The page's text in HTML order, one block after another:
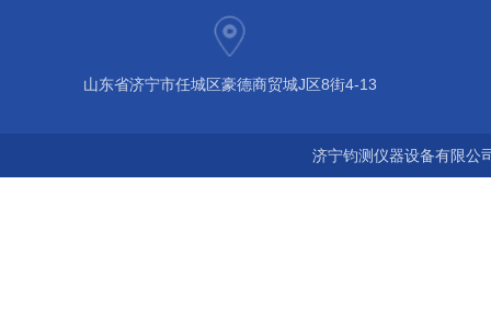
山东省济宁市任城区豪德商贸城J区8街4-13
济宁钧测仪器设备有限